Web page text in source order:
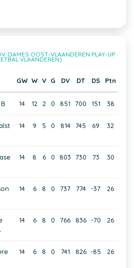
DAMES OOST-VLAANDEREN PLAY-UP
VLAANDEREN)
GW W V G DV DT DS Ptn
14 12 2 0 851 700 151 38
14 9 5 0 814 745 69 32
14 8 6 0 803 730 73 30
14 6 8 0 737 774 -37 26
14 6 8 0 766 836 -70 26
14 6 8 0 741 826 -85 26